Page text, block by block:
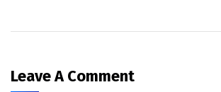
Leave A Comment